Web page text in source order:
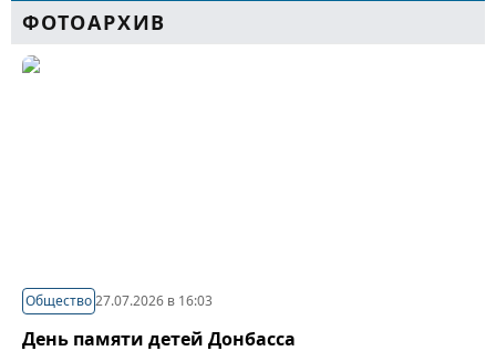
ФОТОАРХИВ
Общество27.07.2026 в 16:03
День памяти детей Донбасса